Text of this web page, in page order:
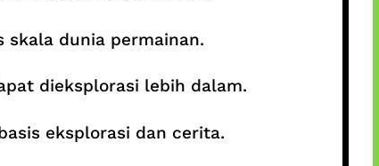
skala dunia permainan.
dieksplorasi lebih dalam.
eksplorasi dan cerita.